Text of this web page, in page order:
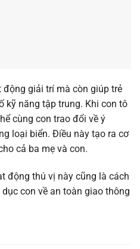
giải trí mà còn giúp trẻ
kỹ năng tập trung. Khi con tô
cùng con trao đổi về ý
loại biển. Điều này tạo ra cơ
cả ba mẹ và con.
động thú vị này cũng là cách
con về an toàn giao thông